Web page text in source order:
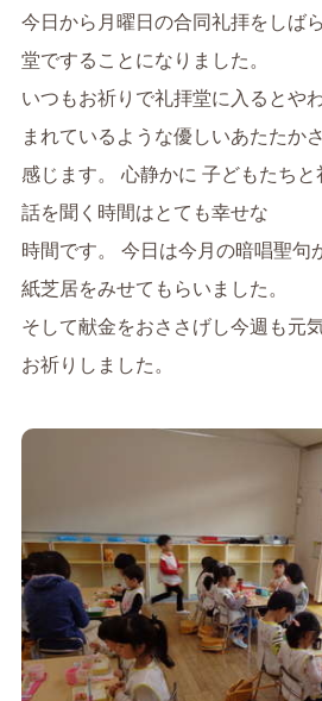
今日から月曜日の合同礼拝をしば
堂ですることになりました。
いつもお祈りで礼拝堂に入るとや
まれているような優しいあたたか
感じます。 心静かに 子どもたち
話を聞く時間はとても幸せな
時間です。 今日は今月の暗唱聖句
紙芝居をみせてもらいました。
そして献金をおささげし今週も元
お祈りしました。